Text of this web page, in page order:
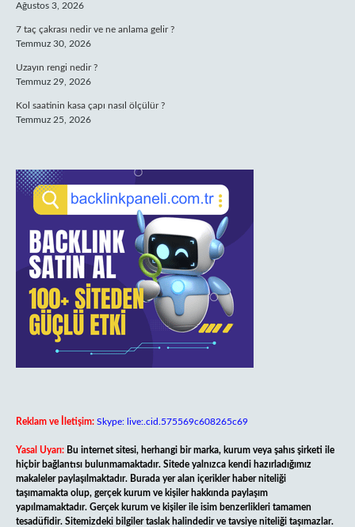
Ağustos 3, 2026
7 taç çakrası nedir ve ne anlama gelir ?
Temmuz 30, 2026
Uzayın rengi nedir ?
Temmuz 29, 2026
Kol saatinin kasa çapı nasıl ölçülür ?
Temmuz 25, 2026
Reklam ve İletişim: Skype: live:.cid.575569c608265c69
Yasal Uyarı: Bu internet sitesi, herhangi bir marka, kurum veya şahıs şirketi ile
hiçbir bağlantısı bulunmamaktadır. Sitede yalnızca kendi hazırladığımız
makaleler paylaşılmaktadır. Burada yer alan içerikler haber niteliği
taşımamakta olup, gerçek kurum ve kişiler hakkında paylaşım
yapılmamaktadır. Gerçek kurum ve kişiler ile isim benzerlikleri tamamen
tesadüfidir. Sitemizdeki bilgiler taslak halindedir ve tavsiye niteliği taşımazlar.